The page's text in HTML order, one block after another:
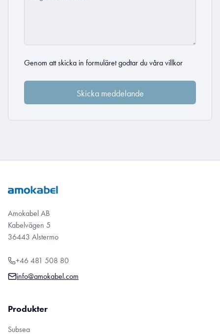
Genom att skicka in formuläret godtar du våra villkor
Amokabel AB
Kabelvägen 5
36443 Alstermo
+46 481 508 80
info@amokabel.com
Produkter
Subsea